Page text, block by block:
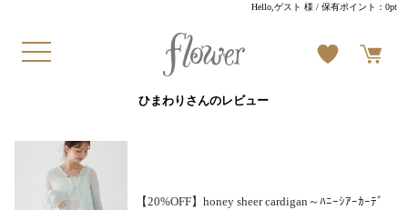
Hello,ゲスト 様 / 保有ポイント：0pt
ひまわりさんのレビュー
【20%OFF】honey sheer cardigan～ﾊﾆｰｼｱｰｶｰﾃﾞ